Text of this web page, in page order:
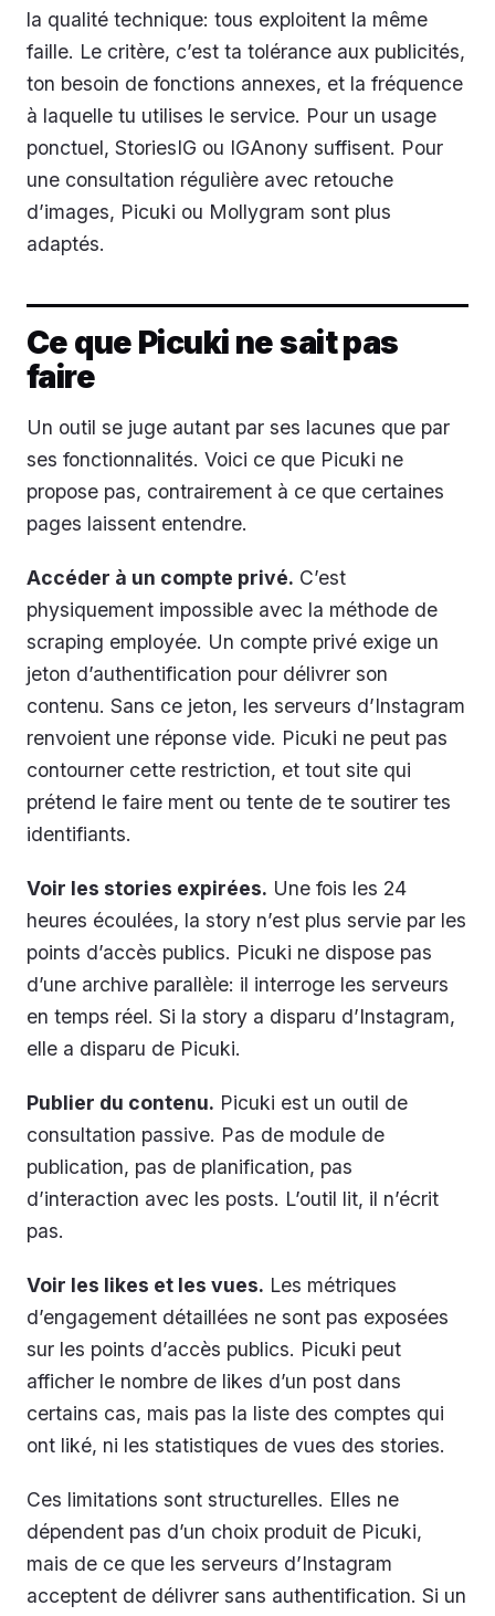
la qualité technique: tous exploitent la même
faille. Le critère, c’est ta tolérance aux publicités,
ton besoin de fonctions annexes, et la fréquence
à laquelle tu utilises le service. Pour un usage
ponctuel, StoriesIG ou IGAnony suffisent. Pour
une consultation régulière avec retouche
d’images, Picuki ou Mollygram sont plus
adaptés.
Ce que Picuki ne sait pas
faire
Un outil se juge autant par ses lacunes que par
ses fonctionnalités. Voici ce que Picuki ne
propose pas, contrairement à ce que certaines
pages laissent entendre.
Accéder à un compte privé. C’est
physiquement impossible avec la méthode de
scraping employée. Un compte privé exige un
jeton d’authentification pour délivrer son
contenu. Sans ce jeton, les serveurs d’Instagram
renvoient une réponse vide. Picuki ne peut pas
contourner cette restriction, et tout site qui
prétend le faire ment ou tente de te soutirer tes
identifiants.
Voir les stories expirées. Une fois les 24
heures écoulées, la story n’est plus servie par les
points d’accès publics. Picuki ne dispose pas
d’une archive parallèle: il interroge les serveurs
en temps réel. Si la story a disparu d’Instagram,
elle a disparu de Picuki.
Publier du contenu. Picuki est un outil de
consultation passive. Pas de module de
publication, pas de planification, pas
d’interaction avec les posts. L’outil lit, il n’écrit
pas.
Voir les likes et les vues. Les métriques
d’engagement détaillées ne sont pas exposées
sur les points d’accès publics. Picuki peut
afficher le nombre de likes d’un post dans
certains cas, mais pas la liste des comptes qui
ont liké, ni les statistiques de vues des stories.
Ces limitations sont structurelles. Elles ne
dépendent pas d’un choix produit de Picuki,
mais de ce que les serveurs d’Instagram
acceptent de délivrer sans authentification. Si un